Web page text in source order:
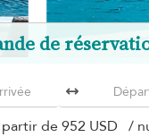
de
partir de952 USD /